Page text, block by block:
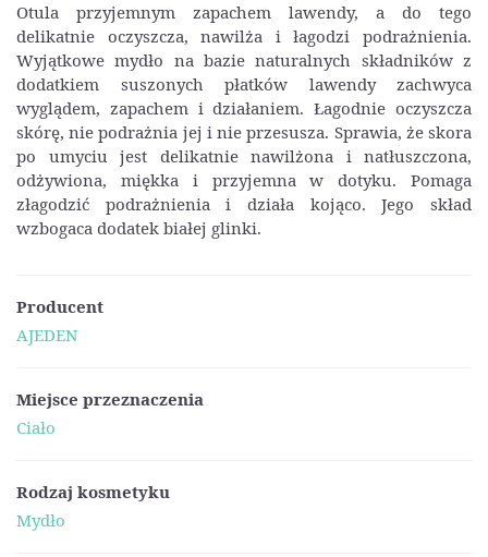
Otula przyjemnym zapachem lawendy, a do tego
delikatnie oczyszcza, nawilża i łagodzi podrażnienia.
Wyjątkowe mydło na bazie naturalnych składników z
dodatkiem suszonych płatków lawendy zachwyca
wyglądem, zapachem i działaniem. Łagodnie oczyszcza
skórę, nie podrażnia jej i nie przesusza. Sprawia, że skora
po umyciu jest delikatnie nawilżona i natłuszczona,
odżywiona, miękka i przyjemna w dotyku. Pomaga
złagodzić podrażnienia i działa kojąco. Jego skład
wzbogaca dodatek białej glinki.
Producent
AJEDEN
Miejsce przeznaczenia
Ciało
Rodzaj kosmetyku
Mydło